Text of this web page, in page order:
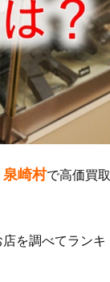
泉崎村で高価買取
を調べてランキ